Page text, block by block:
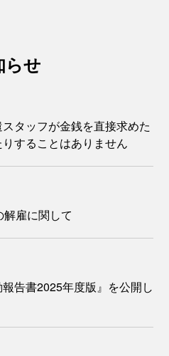
らせ
タッフが金銭を直接求めた
することはありません
雇に関して
告書2025年度版』を公開し